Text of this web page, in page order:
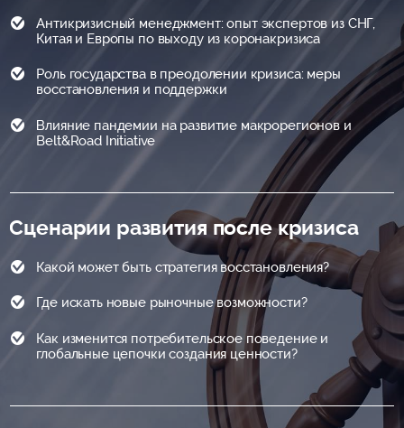
Антикризисный менеджмент: опыт экспертов из СНГ,
Китая и Европы по выходу из коронакризиса
Роль государства в преодолении кризиса: меры
восстановления и поддержки
Влияние пандемии на развитие макрорегионов и
Belt&Road Initiative
Сценарии развития после кризиса
Какой может быть стратегия восстановления?
Где искать новые рыночные возможности?
Как изменится потребительское поведение и
глобальные цепочки создания ценности?